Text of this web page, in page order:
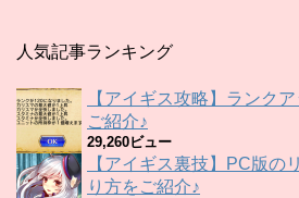
人気記事ランキング
【アイギス攻略】ランク
ご紹介♪
29,260ビュー
【アイギス裏技】PC版の
り方をご紹介♪